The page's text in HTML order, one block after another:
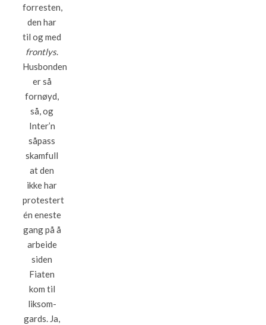
forresten,
den har
til og med
frontlys.
Husbonden
er så
fornøyd,
så, og
Inter’n
såpass
skamfull
at den
ikke har
protestert
én eneste
gang på å
arbeide
siden
Fiaten
kom til
liksom-
gards. Ja,